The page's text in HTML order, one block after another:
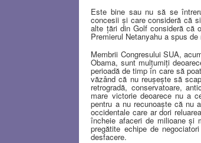
Este bine sau nu să se
concesii şi care consideră că
alte ţări din Golf consideră că
Premierul Netanyahu a spus
Membrii Congresului SUA,
Obama, sunt mulţumiţi
perioadă de timp în care să
văzând că nu reuşeşte să
retrogradă, conservatoare,
mare victorie deoarece nu a
pentru a nu recunoaşte că nu
occidentale care ar dori
încheie afaceri de milioane şi
pregătite echipe de
desfacere.